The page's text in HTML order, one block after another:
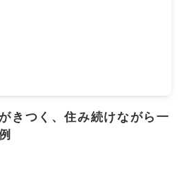
きつく、住み続けながら一